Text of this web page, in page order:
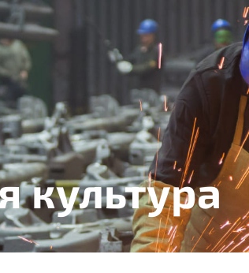
культура